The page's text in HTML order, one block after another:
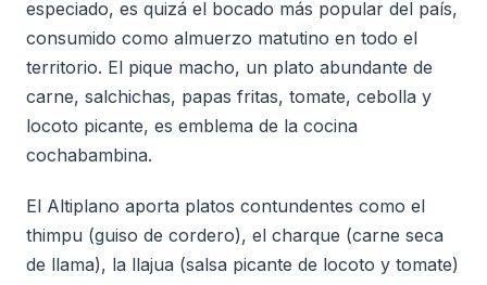
especiado, es quizá el bocado más popular del país,
consumido como almuerzo matutino en todo el
territorio. El pique macho, un plato abundante de
carne, salchichas, papas fritas, tomate, cebolla y
locoto picante, es emblema de la cocina
cochabambina.
El Altiplano aporta platos contundentes como el
thimpu (guiso de cordero), el charque (carne seca
de llama), la llajua (salsa picante de locoto y tomate)